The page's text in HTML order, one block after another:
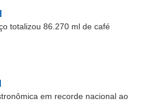
totalizou 86.270 ml de café
em recorde nacional ao